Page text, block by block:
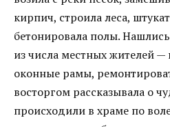
кирпич, строила леса,
бетонировала полы.
из числа местных жителей —
оконные рамы,
восторгом рассказывала о
происходили в храме по